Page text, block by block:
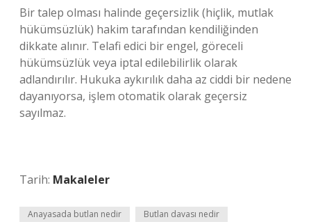
Bir talep olması halinde geçersizlik (hiçlik, mutlak
hükümsüzlük) hakim tarafından kendiliğinden
dikkate alınır. Telafi edici bir engel, göreceli
hükümsüzlük veya iptal edilebilirlik olarak
adlandırılır. Hukuka aykırılık daha az ciddi bir nedene
dayanıyorsa, işlem otomatik olarak geçersiz
sayılmaz.
Tarih: Makaleler
Anayasada butlan nedir Butlan davası nedir